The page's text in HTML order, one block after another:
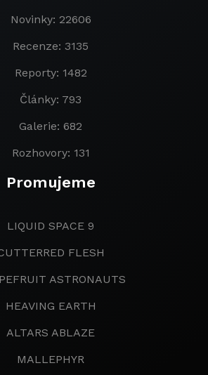
Novinky: 22606
Recenze: 3135
Reporty: 1482
Články: 793
Galerie: 682
Rozhovory: 131
Promujeme
LIQUID SPACE 9
FLESH
ASTRONAUTS
HEAVING EARTH
ALTARS ABLAZE
MALLEPHYR